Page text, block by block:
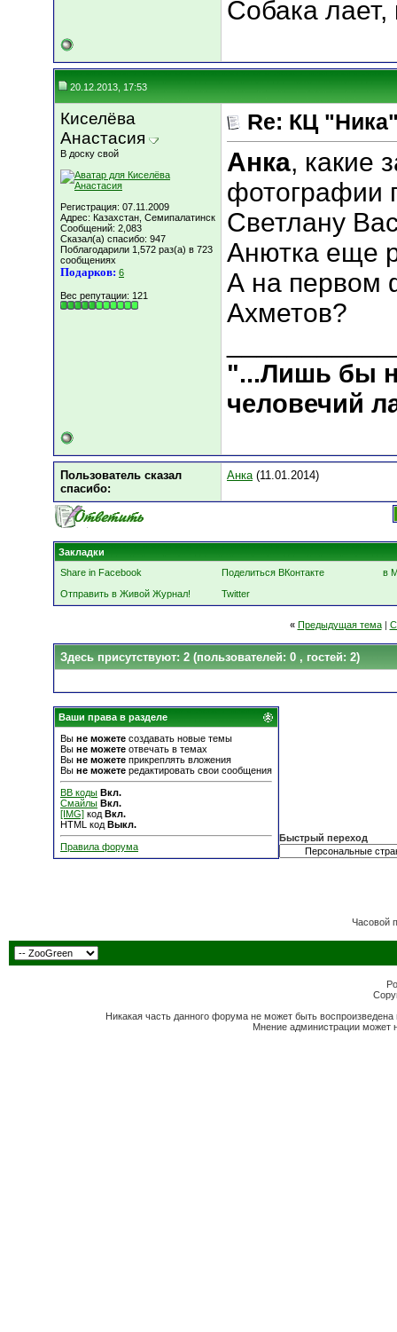
Собака лает,
20.12.2013, 17:53
Киселёва
Анастасия
В доску свой
Регистрация: 07.11.2009
Адрес: Казахстан, Семипалатинск
Сообщений: 2,083
Сказал(а) спасибо: 947
Поблагодарили 1,572 раз(а) в 723
сообщениях
Подарков: 6
Вес репутации: 121
Re: КЦ
Анка, какие
фотографии
Светлану
Анютка еще
А на первом
Ахметов?
"...Лишь бы
человечий
Пользователь сказал
cпасибо:
Анка(11.01.2014)
Закладки
Share in Facebook
Поделиться ВКонтакте
в
Отправить в Живой Журнал!
Twitter
« Предыдущая тема|
Здесь присутствуют: 2 (пользователей: 0 , гостей: 2)
Ваши права в разделе
Вы не можете создавать новые темы
Вы не можете отвечать в темах
Вы не можете прикреплять вложения
Вы не можете редактировать свои сообщения
BB коды Вкл.
Смайлы Вкл.
[IMG] код Вкл.
HTML код Выкл.
Правила форума
Быстрый переход
Часовой
Никакая часть данного форума не может быть
Мнение администрации может